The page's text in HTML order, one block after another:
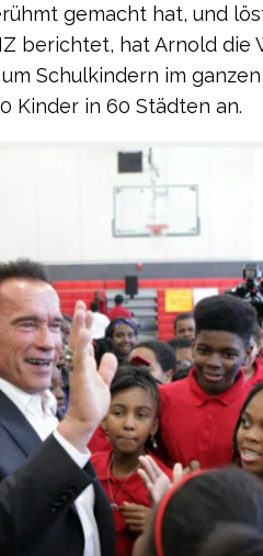
gemacht hat, und
berichtet, hat Arnold die
Schulkindern im
Kinder in 60 Städten an.